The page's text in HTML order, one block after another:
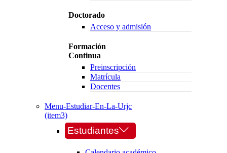
Doctorado
Acceso y admisión
Formación
Continua
Preinscripción
Matrícula
Docentes
Menu-Estudiar-En-La-Urjc
(item3)
Estudiantes